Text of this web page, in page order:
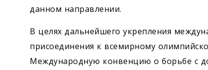
данном направлении.
В целях дальнейшего укрепления
присоединения к всемирному
Международную конвенцию о борьбе с